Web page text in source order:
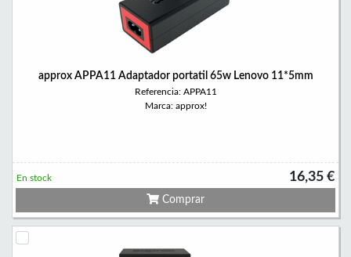
approx APPA11 Adaptador portatil 65w Lenovo 11*5mm
Referencia: APPA11
Marca: approx!
16,35 €
En stock
Comprar